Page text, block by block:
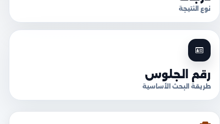
نوع النتيجة
رقم الجلوس
طريقة البحث الأساسية